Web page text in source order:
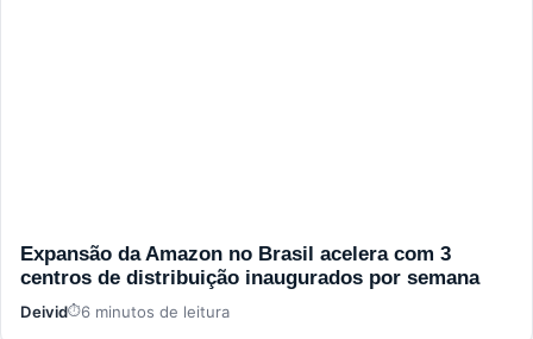
Expansão da Amazon no Brasil acelera com 3
centros de distribuição inaugurados por semana
Deivid 6 minutos de leitura